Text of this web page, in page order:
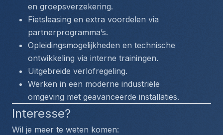
en groepsverzekering.
Fietsleasing en extra voordelen via
partnerprogramma’s.
Opleidingsmogelijkheden en technische
ontwikkeling via interne trainingen.
Uitgebreide verlofregeling.
Werken in een moderne industriële
omgeving met geavanceerde installaties.
Interesse?
Wil je meer te weten komen: